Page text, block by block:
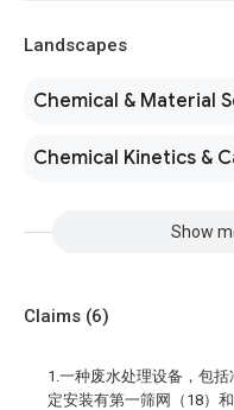
Landscapes
Chemical & Material
Chemical Kinetics &
Show
Claims (6)
1.一种废水处理设备，包
定安装有第一筛网（18）